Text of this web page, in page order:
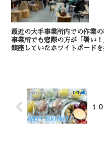
最近の大手事業所内での作業の様子です。 最近
事業所でも窓際の方が「暑い
鎮座していたホワイトボードを撤去しました
１